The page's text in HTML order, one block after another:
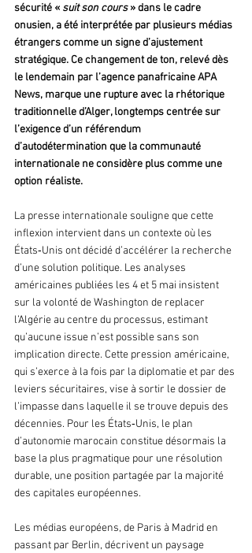
sécurité « suit son cours » dans le cadre
onusien, a été interprétée par plusieurs médias
étrangers comme un signe d’ajustement
stratégique. Ce changement de ton, relevé dès
le lendemain par l’agence panafricaine APA
News, marque une rupture avec la rhétorique
traditionnelle d’Alger, longtemps centrée sur
l’exigence d’un référendum
d’autodétermination que la communauté
internationale ne considère plus comme une
option réaliste.
La presse internationale souligne que cette
inflexion intervient dans un contexte où les
États‑Unis ont décidé d’accélérer la recherche
d’une solution politique. Les analyses
américaines publiées les 4 et 5 mai insistent
sur la volonté de Washington de replacer
l’Algérie au centre du processus, estimant
qu’aucune issue n’est possible sans son
implication directe. Cette pression américaine,
qui s’exerce à la fois par la diplomatie et par des
leviers sécuritaires, vise à sortir le dossier de
l’impasse dans laquelle il se trouve depuis des
décennies. Pour les États‑Unis, le plan
d’autonomie marocain constitue désormais la
base la plus pragmatique pour une résolution
durable, une position partagée par la majorité
des capitales européennes.
Les médias européens, de Paris à Madrid en
passant par Berlin, décrivent un paysage